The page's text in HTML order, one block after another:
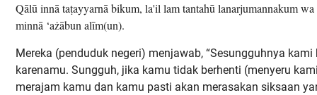
Qālū innā taṭayyarnā bikum, la'il lam tantahū lanarjumannakum wa
minnā ‘ażābun alīm(un).
Mereka (penduduk negeri) menjawab, “Sesungguhnya
karenamu. Sungguh, jika kamu tidak berhenti (menyeru
merajam kamu dan kamu pasti akan merasakan siksaan